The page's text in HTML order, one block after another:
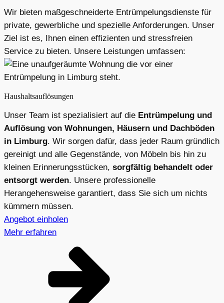
Wir bieten maßgeschneiderte Entrümpelungsdienste für
private, gewerbliche und spezielle Anforderungen. Unser
Ziel ist es, Ihnen einen effizienten und stressfreien
Service zu bieten. Unsere Leistungen umfassen:
Haushaltsauflösungen
Unser Team ist spezialisiert auf die Entrümpelung und
Auflösung von Wohnungen, Häusern und Dachböden
in Limburg. Wir sorgen dafür, dass jeder Raum gründlich
gereinigt und alle Gegenstände, von Möbeln bis hin zu
kleinen Erinnerungsstücken, sorgfältig behandelt oder
entsorgt werden. Unsere professionelle
Herangehensweise garantiert, dass Sie sich um nichts
kümmern müssen.
Angebot einholen
Mehr erfahren